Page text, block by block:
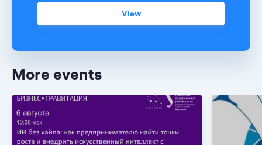
View
More events